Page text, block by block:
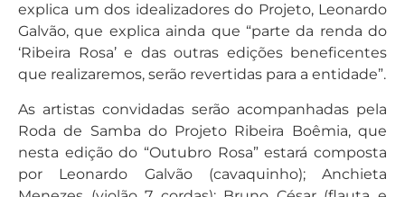
explica um dos idealizadores do Projeto, Leonardo
Galvão, que explica ainda que “parte da renda do
‘Ribeira Rosa’ e das outras edições beneficentes
que realizaremos, serão revertidas para a entidade”.
As artistas convidadas serão acompanhadas pela
Roda de Samba do Projeto Ribeira Boêmia, que
nesta edição do “Outubro Rosa” estará composta
por Leonardo Galvão (cavaquinho); Anchieta